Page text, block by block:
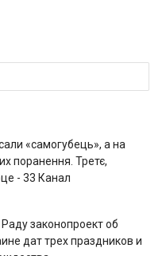
«самогубець», а на
поранення. Третє,
- 33 Канал
законопроект об
дат трех праздников и